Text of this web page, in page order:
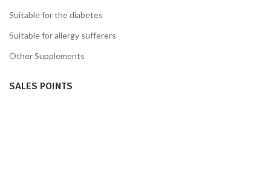
Suitable for the diabetes
Suitable for allergy sufferers
Other Supplements
SALES POINTS